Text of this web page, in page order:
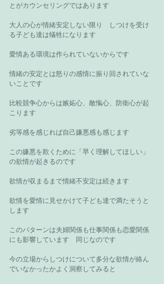
とがカウンセリングではあります
大人の心が情緒安定しない限り　しつけを受け
る子ども達は犠牲になります
愛情ある環境は作られていないからです
情緒の安定とは怒りの感情に振り回されていな
いことです
比較競争心からは嫉妬心、敵愾心、防衛心が起
こります
劣等感を感じれば自己嫌悪感も感じます
この嫌悪を欺くために「早く理解してほしい」
の欲情が起きるのです
欲情が収まるまで情緒不安定は続きます
欲情を愛情に見せかけて子ども達で満たそうと
します
このパターンは夫婦関係も仕事関係も恋愛関係
にも影響しています　同じなのです
今の立場からしつけについて多分な欲情が絡ん
でいなかったかよく洞察してみると